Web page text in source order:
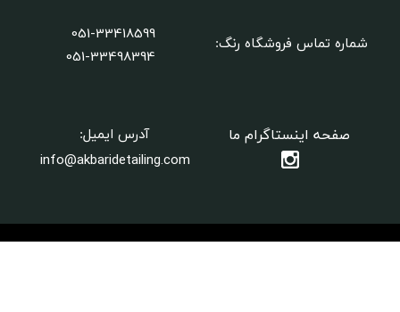
آدرس ایمیل:
info@akbaridetailing.com
صفحه اینستاگرام ما
شماره تماس فروشگاه رنگ:
051-33418599
​​​​​​​051-33498394